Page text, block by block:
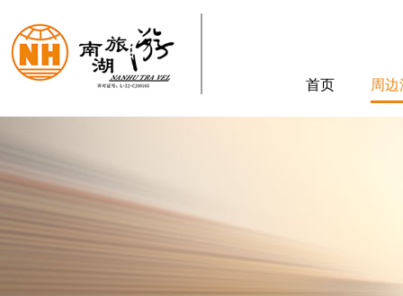
首页 周边